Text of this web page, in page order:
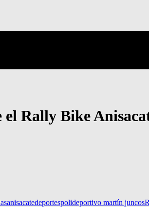
el Rally Bike
anisacatedeportespolideportivo martín juncos